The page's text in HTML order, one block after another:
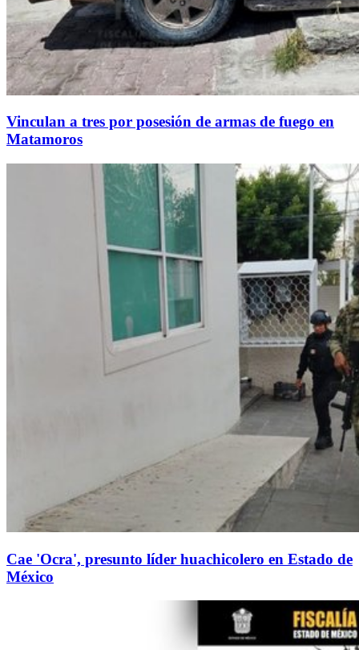
Vinculan a tres por posesión de armas de fuego en
Matamoros
Cae 'Ocra', presunto líder huachicolero en Estado de
México